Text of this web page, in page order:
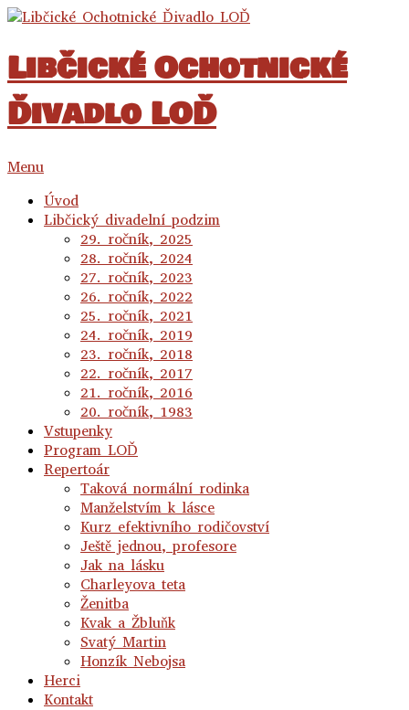
Libčické Ochotnické
Ďivadlo LOĎ
Menu
Úvod
Libčický divadelní podzim
29. ročník, 2025
28. ročník, 2024
27. ročník, 2023
26. ročník, 2022
25. ročník, 2021
24. ročník, 2019
23. ročník, 2018
22. ročník, 2017
21. ročník, 2016
20. ročník, 1983
Vstupenky
Program LOĎ
Repertoár
Taková normální rodinka
Manželstvím k lásce
Kurz efektivního rodičovství
Ještě jednou, profesore
Jak na lásku
Charleyova teta
Ženitba
Kvak a Žbluňk
Svatý Martin
Honzík Nebojsa
Herci
Kontakt